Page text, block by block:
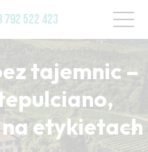
792 522 423
tajemnic –
etykietach